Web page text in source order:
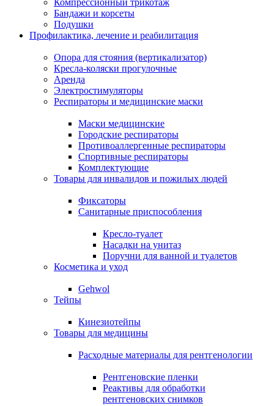
Компрессионный трикотаж
Бандажи и корсеты
Подушки
Профилактика, лечение и реабилитация
Опора для стояния (вертикализатор)
Кресла-коляски прогулочные
Аренда
Электростимуляторы
Респираторы и медицинские маски
Маски медицинские
Городские респираторы
Противоаллергенные респираторы
Спортивные респираторы
Комплектующие
Товары для инвалидов и пожилых людей
Фиксаторы
Санитарные приспособления
Кресло-туалет
Насадки на унитаз
Поручни для ванной и туалетов
Косметика и уход
Gehwol
Тейпы
Кинезиотейпы
Товары для медицины
Расходные материалы для рентгенологии
Рентгеновские пленки
Реактивы для обработки
рентгеновских снимков